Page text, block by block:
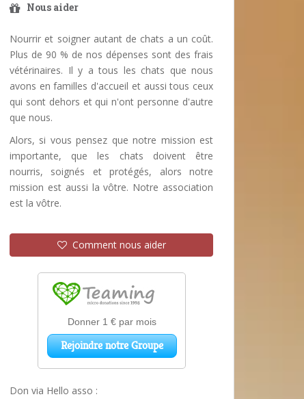
Nous aider
Nourrir et soigner autant de chats a un coût.
Plus de 90 % de nos dépenses sont des frais
vétérinaires. Il y a tous les chats que nous
avons en familles d'accueil et aussi tous ceux
qui sont dehors et qui n'ont personne d'autre
que nous.
Alors, si vous pensez que notre mission est
importante, que les chats doivent être
nourris, soignés et protégés, alors notre
mission est aussi la vôtre. Notre association
est la vôtre.
Comment nous aider
Don via Hello asso :